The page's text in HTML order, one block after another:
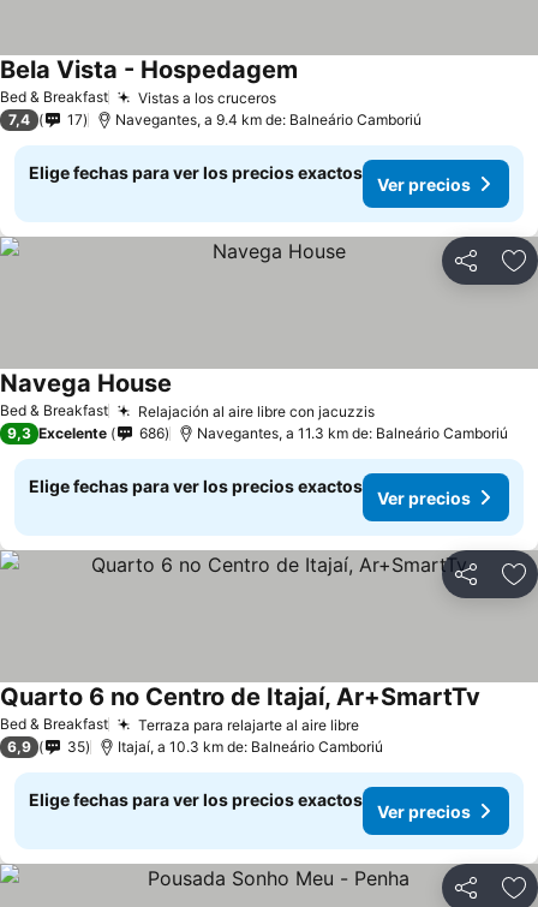
Bed & Breakfast Vistas a los crucerosVer precios
Bela Vista - Hospedagem
7,4 17 Navegantes, a 9.4 km de: Balneário Camboriú
Elige fechas para ver los precios exactos
Ver precios
Compartir
Bed & Breakfast Relajación al aire libre con jacuzzisVer precios
Navega House
9,3 Excelente 686 Navegantes, a 11.3 km de: Balneário Camboriú
Elige fechas para ver los precios exactos
Ver precios
Compartir
Bed & Breakfast Terraza para relajarte al aire libreVer precios
Quarto 6 no Centro de Itajaí, Ar+SmartTv
6,9 35 Itajaí, a 10.3 km de: Balneário Camboriú
Elige fechas para ver los precios exactos
Ver precios
Compartir